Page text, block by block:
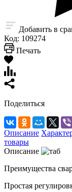
Добавить в
Код: 109274
Печать
Поделиться
Описание
товары
Описание
Преимущества
Простая